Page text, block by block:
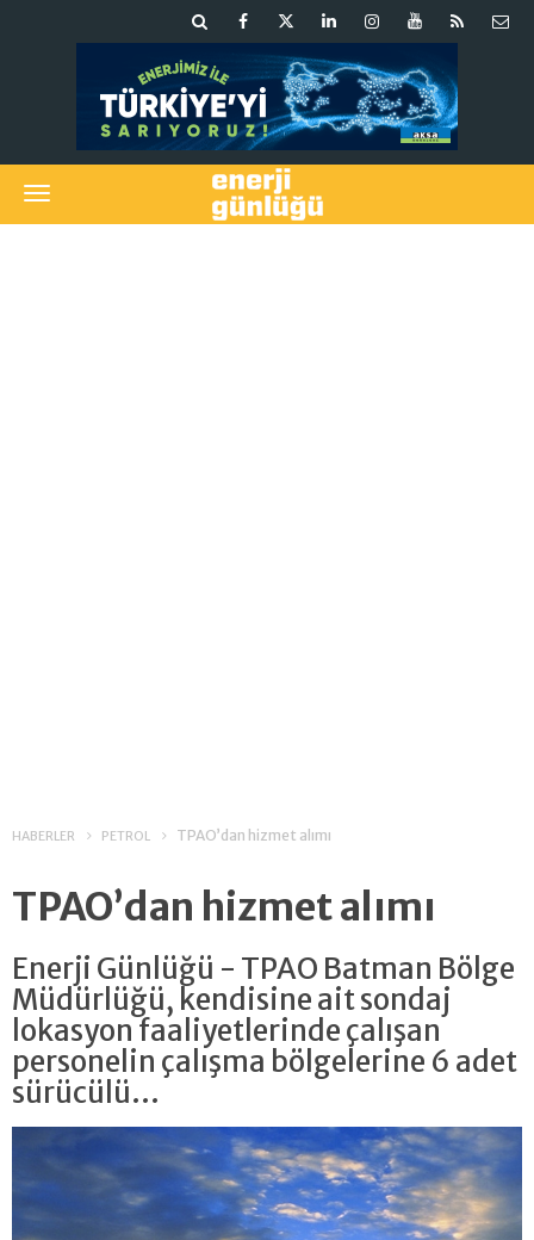
HABERLER PETROL TPAO’dan hizmet alımı
TPAO’dan hizmet alımı
Enerji Günlüğü - TPAO Batman Bölge
Müdürlüğü, kendisine ait sondaj
lokasyon faaliyetlerinde çalışan
personelin çalışma bölgelerine 6 adet
sürücülü...